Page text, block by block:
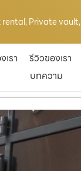
Private
เรา รีวิวของเรา
บทความ